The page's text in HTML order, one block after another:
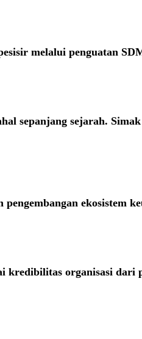
melalui penguatan
sepanjang sejarah.
ekosistem
kredibilitas organisasi dari